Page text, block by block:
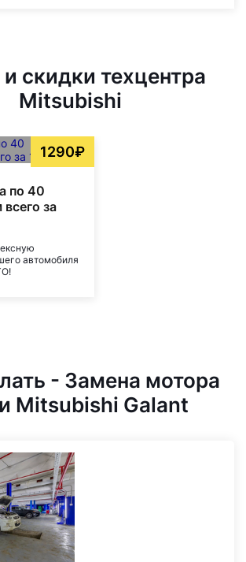
скидки техцентра
Mitsubishi
1290₽
по 40
за
автомобиля
- Замена мотора
Mitsubishi Galant